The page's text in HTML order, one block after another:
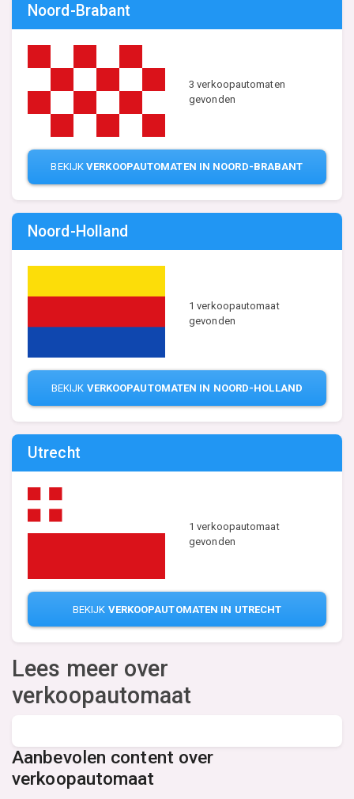
Noord-Brabant
3 verkoopautomaten
gevonden
BEKIJKVERKOOPAUTOMATEN IN NOORD-BRABANT
Noord-Holland
1 verkoopautomaat
gevonden
BEKIJK VERKOOPAUTOMATEN IN NOORD-HOLLAND
Utrecht
1 verkoopautomaat
gevonden
BEKIJK VERKOOPAUTOMATEN IN UTRECHT
Lees meer over
verkoopautomaat
Aanbevolen content over
verkoopautomaat